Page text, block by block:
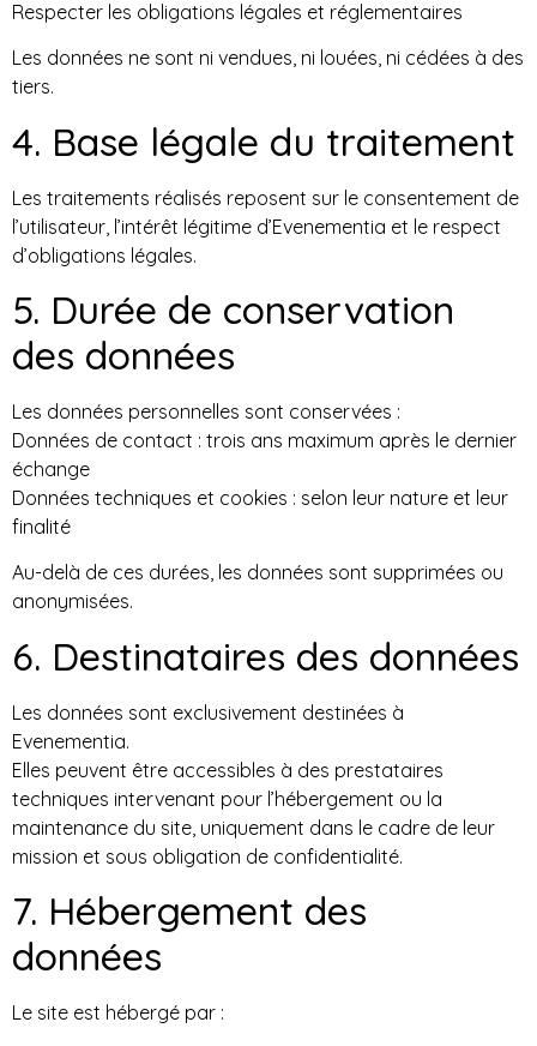
Respecter les obligations légales et réglementaires
Les données ne sont ni vendues, ni louées, ni cédées à des
tiers.
4. Base légale du traitement
Les traitements réalisés reposent sur le consentement de
l’utilisateur, l’intérêt légitime d’Evenementia et le respect
d’obligations légales.
5. Durée de conservation
des données
Les données personnelles sont conservées :
Données de contact : trois ans maximum après le dernier
échange
Données techniques et cookies : selon leur nature et leur
finalité
Au-delà de ces durées, les données sont supprimées ou
anonymisées.
6. Destinataires des données
Les données sont exclusivement destinées à
Evenementia.
Elles peuvent être accessibles à des prestataires
techniques intervenant pour l’hébergement ou la
maintenance du site, uniquement dans le cadre de leur
mission et sous obligation de confidentialité.
7. Hébergement des
données
Le site est hébergé par :